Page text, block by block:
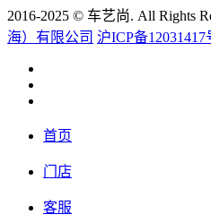
2016-2025 © 车艺尚. All Rights
海）有限公司 沪ICP备12031417
首页
门店
客服